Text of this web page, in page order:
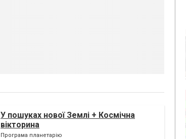
У пошуках нової Землі + Космічна
вікторина
Програма планетарію